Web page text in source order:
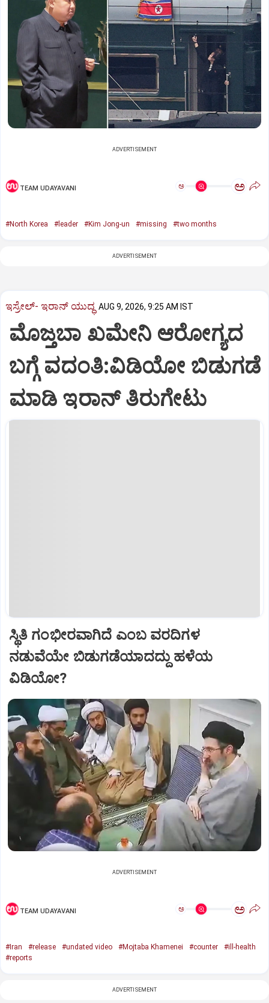
ADVERTISEMENT
TEAM UDAYAVANI ಅ ಅ
#North Korea #leader #Kim Jong-un #missing #two months
ADVERTISEMENT
ಇಸ್ರೇಲ್- ಇರಾನ್‌ ಯುದ್ಧ AUG 9, 2026, 9:25 AM IST
ಮೊಜ್ತಬಾ ಖಮೇನಿ ಆರೋಗ್ಯದ
ಬಗ್ಗೆ ವದಂತಿ:ವಿಡಿಯೋ ಬಿಡುಗಡೆ
ಮಾಡಿ ಇರಾನ್‌ ತಿರುಗೇಟು
ಸ್ಥಿತಿ ಗಂಭೀರವಾಗಿದೆ ಎಂಬ ವರದಿಗಳ
ನಡುವೆಯೇ ಬಿಡುಗಡೆಯಾದದ್ದು ಹಳೆಯ
ವಿಡಿಯೋ?
ADVERTISEMENT
TEAM UDAYAVANI ಅ ಅ
#Iran #release #undated video #Mojtaba Khamenei #counter
#ill-health
#reports
ADVERTISEMENT